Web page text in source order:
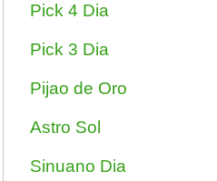
Pick 4 Dia
Pick 3 Dia
Pijao de Oro
Astro Sol
Sinuano Dia